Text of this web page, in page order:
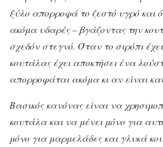
ξύλο απορροφά το ζεστό υγρό και
ακόμα υδαρές – βγάζοντας την
σχεδόν στεγνό. Όταν το σιρόπι
κουτάλας έχει αποκτήσει ένα
απορροφάται ακόμα κι αν είναι
Βασικός κανόνας είναι να
κουτάλα και να μένει μόνο για
μόνο για μαρμελάδες και γλυκά